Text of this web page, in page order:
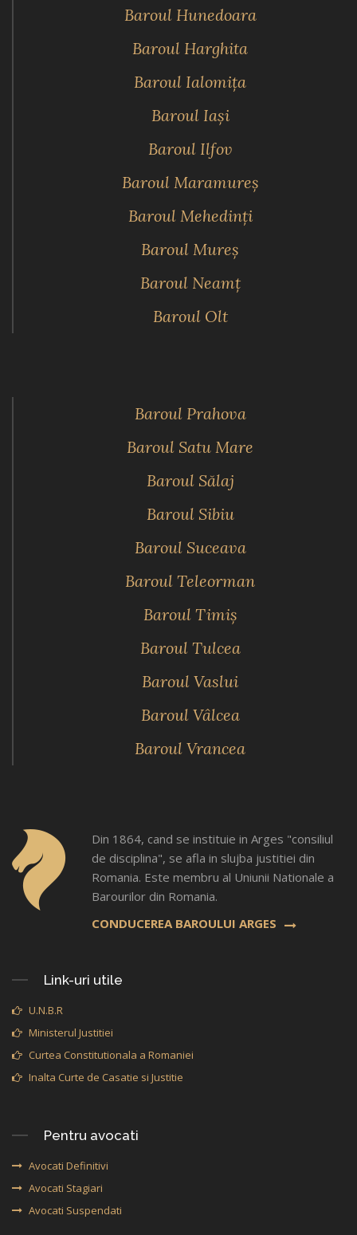
Baroul Hunedoara
Baroul Harghita
Baroul Ialomiţa
Baroul Iaşi
Baroul Ilfov
Baroul Maramureş
Baroul Mehedinţi
Baroul Mureş
Baroul Neamţ
Baroul Olt
Baroul Prahova
Baroul Satu Mare
Baroul Sălaj
Baroul Sibiu
Baroul Suceava
Baroul Teleorman
Baroul Timiş
Baroul Tulcea
Baroul Vaslui
Baroul Vâlcea
Baroul Vrancea
Din 1864, cand se instituie in Arges "consiliul
de disciplina", se afla in slujba justitiei din
Romania. Este membru al Uniunii Nationale a
Barourilor din Romania.
CONDUCEREA BAROULUI ARGES
Link-uri utile
U.N.B.R
Ministerul Justitiei
Curtea Constitutionala a Romaniei
Inalta Curte de Casatie si Justitie
Pentru avocati
Avocati Definitivi
Avocati Stagiari
Avocati Suspendati